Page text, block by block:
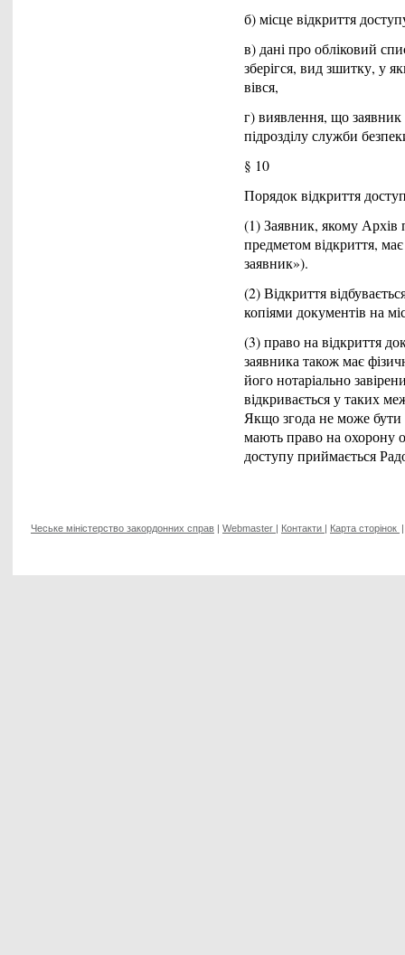
б) місце відкриття
в) дані про обліковий
зберігся, вид зшитку, у
вівся,
г) виявлення, що заявник
підрозділу служби
§ 10
Порядок відкриття
(1) Заявник, якому Архів
предметом відкриття,
заявник»).
(2) Відкриття
копіями документів на
(3) право на відкриття
заявника також має
його нотаріально
відкривається у таких
Якщо згода не може бути
мають право на охорону
доступу приймається
Чеське міністерство закордонних справ | Webmaster | Контакти | Карта сторінок |